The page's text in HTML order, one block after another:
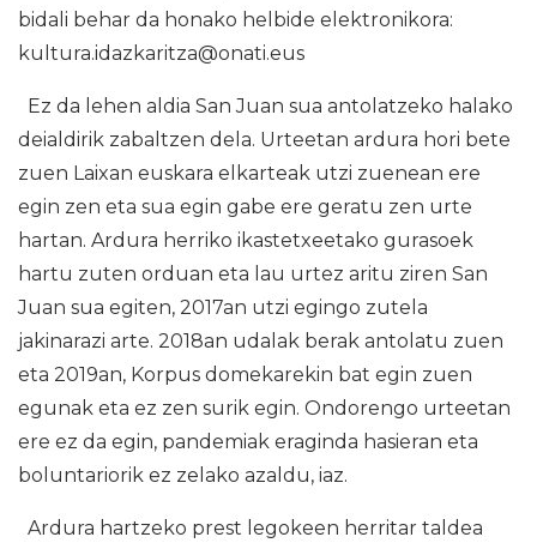
bidali behar da honako helbide elektronikora:
kultura.idazkaritza@onati.eus
Ez da lehen aldia San Juan sua antolatzeko halako
deialdirik zabaltzen dela. Urteetan ardura hori bete
zuen Laixan euskara elkarteak utzi zuenean ere
egin zen eta sua egin gabe ere geratu zen urte
hartan. Ardura herriko ikastetxeetako gurasoek
hartu zuten orduan eta lau urtez aritu ziren San
Juan sua egiten, 2017an utzi egingo zutela
jakinarazi arte. 2018an udalak berak antolatu zuen
eta 2019an, Korpus domekarekin bat egin zuen
egunak eta ez zen surik egin. Ondorengo urteetan
ere ez da egin, pandemiak eraginda hasieran eta
boluntariorik ez zelako azaldu, iaz.
Ardura hartzeko prest legokeen herritar taldea